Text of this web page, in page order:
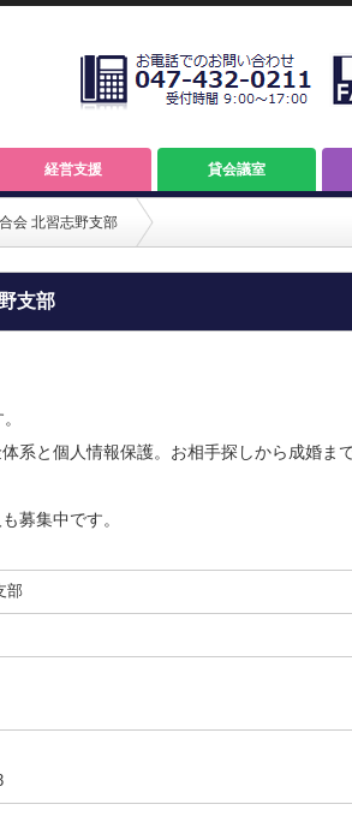
経営支援 貸会議室
会 北習志野支部
支部
系と個人情報保護。お相手探しから成婚ま
募集中です。
部